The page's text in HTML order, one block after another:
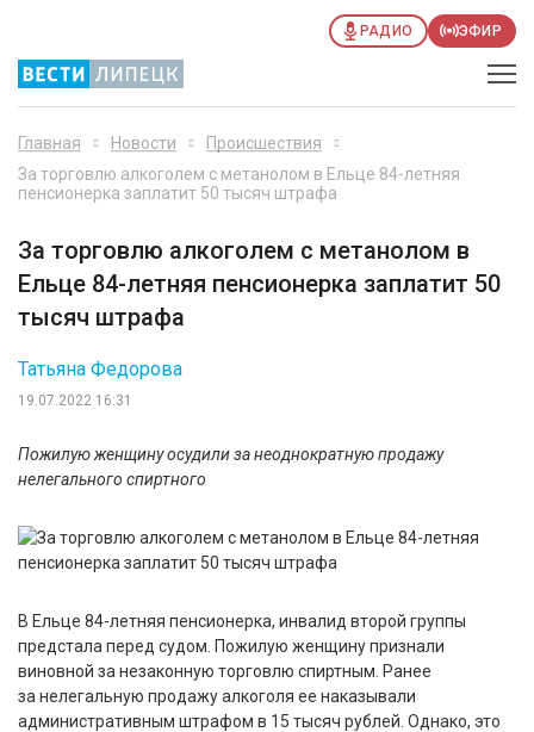
РАДИО ЭФИР
Главная Новости
Происшествия
За торговлю алкоголем с метанолом в Ельце 84-летняя
пенсионерка заплатит 50 тысяч штрафа
За торговлю алкоголем с метанолом в
Ельце 84-летняя пенсионерка заплатит 50
тысяч штрафа
19.07.2022 16:31
Татьяна Федорова
Пожилую женщину осудили за неоднократную продажу
нелегального спиртного
В Ельце 84-летняя пенсионерка, инвалид второй группы
предстала перед судом. Пожилую женщину признали
виновной за незаконную торговлю спиртным. Ранее
за нелегальную продажу алкоголя ее наказывали
административным штрафом в 15 тысяч рублей. Однако, это